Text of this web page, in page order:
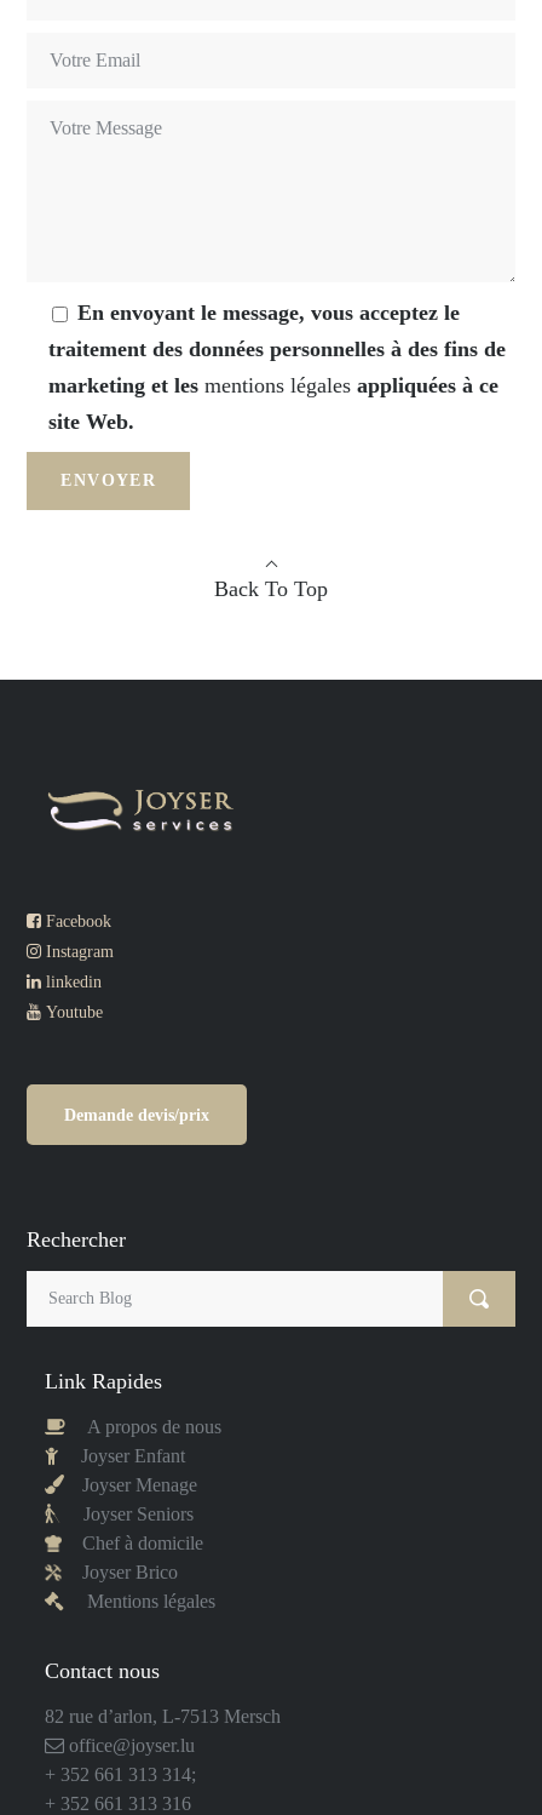
En envoyant le message, vous acceptez le
traitement des données personnelles à des fins de
marketing et lesmentions légales appliquées à ce
site Web.
Back To Top
Facebook
Instagram
linkedin
Youtube
Demande devis/prix
Rechercher
Link Rapides
A propos de nous
Joyser Enfant
Joyser Menage
Joyser Seniors
Chef à domicile
Joyser Brico
Mentions légales
Contact nous
82 rue d’arlon, L-7513 Mersch
office@joyser.lu
+ 352 661 313 314;
+ 352 661 313 316